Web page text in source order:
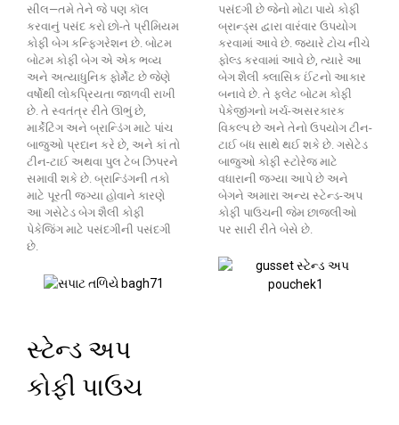
સીલ—તમે તેને જે પણ કૉલ
કરવાનું પસંદ કરો છો-તે પ્રીમિયમ
કોફી બેગ કન્ફિગરેશન છે. બોટમ
બોટમ કોફી બેગ એ એક ભવ્ય
અને અત્યાધુનિક ફોર્મેટ છે જેણે
વર્ષોથી લોકપ્રિયતા જાળવી રાખી
છે. તે સ્વતંત્ર રીતે ઊભું છે,
માર્કેટિંગ અને બ્રાન્ડિંગ માટે પાંચ
બાજુઓ પ્રદાન કરે છે, અને કાં તો
ટીન-ટાઈ અથવા પુલ ટેબ ઝિપરને
સમાવી શકે છે. બ્રાન્ડિંગની તકો
માટે પૂરતી જગ્યા હોવાને કારણે
આ ગસેટેડ બેગ શૈલી કોફી
પેકેજિંગ માટે પસંદગીની પસંદગી
છે.
પસંદગી છે જેનો મોટા પાયે કોફી
બ્રાન્ડ્સ દ્વારા વારંવાર ઉપયોગ
કરવામાં આવે છે. જ્યારે ટોચ નીચે
ફોલ્ડ કરવામાં આવે છે, ત્યારે આ
બેગ શૈલી ક્લાસિક ઈંટનો આકાર
બનાવે છે. તે ફ્લેટ બોટમ કોફી
પેકેજીંગનો ખર્ચ-અસરકારક
વિકલ્પ છે અને તેનો ઉપયોગ ટીન-
ટાઈ બંધ સાથે થઈ શકે છે. ગસેટેડ
બાજુઓ કોફી સ્ટોરેજ માટે
વધારાની જગ્યા આપે છે અને
બેગને અમારા અન્ય સ્ટેન્ડ-અપ
કોફી પાઉચની જેમ છાજલીઓ
પર સારી રીતે બેસે છે.
સ્ટેન્ડ અપ
કોફી પાઉચ